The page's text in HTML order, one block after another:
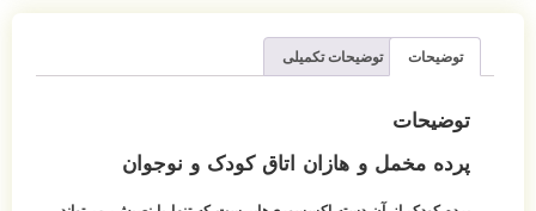
توضیحات توضیحات تکمیلی
توضیحات
پرده مخمل و هازان اتاق کودک و نوجوان